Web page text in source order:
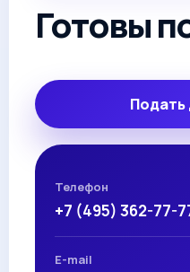
Готовы
Подать
Телефон
+7 (495) 362-77-
E-mail